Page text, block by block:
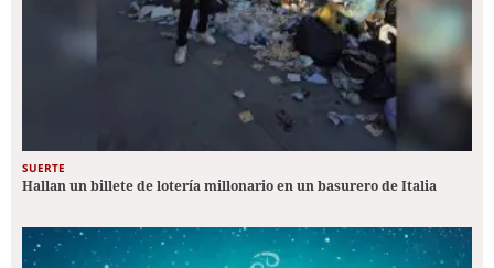
SUERTE
Hallan un billete de lotería millonario en un basurero de Italia